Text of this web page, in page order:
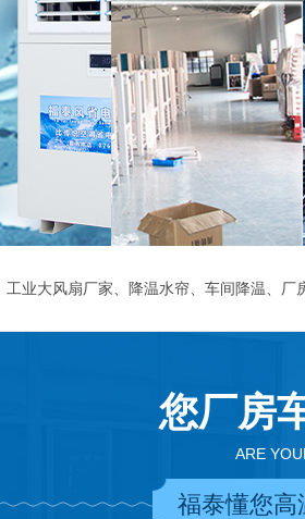
业大风扇厂家、降温水帘、车间降温、厂
您厂房
ARE
福泰懂您高